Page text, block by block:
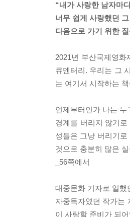
“내가 사랑한 남자마
너무 쉽게 사랑했던
다음으로 가기 위한
2021년 부산국제영화
큐멘터리. 우리는 그
는 여기서 시작하는
언제부터인가 나는
경계를 버리지 않기
성들은 그냥 버리기
것으로 충분히 많은
_56쪽에서
대중문화 기자로 일했
자중독자였던 작가는
이 사랑할 준비가 되